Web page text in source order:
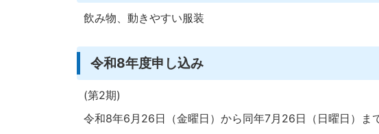
飲み物、動きやすい服装
令和8年度申し込み
(第2期)
令和8年6月26日（金曜日）から同年7月26日（日曜日）ま